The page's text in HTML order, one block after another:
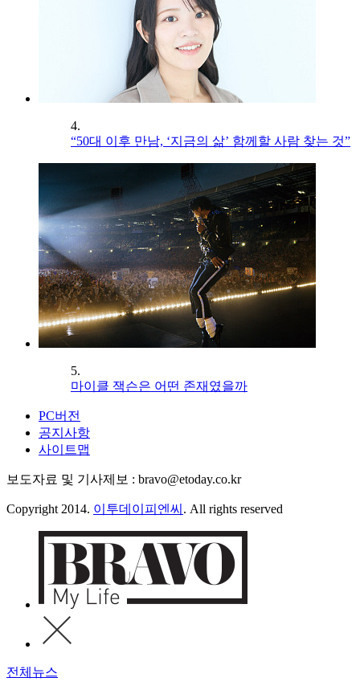
4.
“50대 이후 만남, ‘지금의 삶’ 함께할 사람 찾는 것”
5.
마이클 잭슨은 어떤 존재였을까
PC버전
공지사항
사이트맵
보도자료 및 기사제보 : bravo@etoday.co.kr
Copyright 2014. 이투데이피엔씨 . All rights reserved
전체뉴스